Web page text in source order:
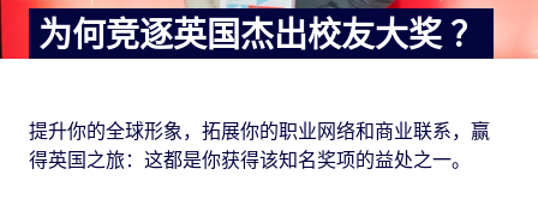
为何竞逐英国杰出校友大奖 ？
提升你的全球形象，拓展你的职业网络和商业联系，赢
得英国之旅：这都是你获得该知名奖项的益处之一。